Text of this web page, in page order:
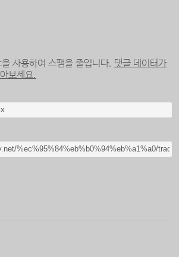
사용하여 스팸을 줄입니다. 댓글 데이터가
보세요.